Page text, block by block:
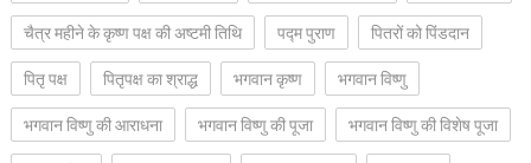
चैत्र महीने के कृष्ण पक्ष की अष्टमी तिथि
पद्म पुराण
पितरों को पिंडदान
पितृ पक्ष
पितृपक्ष का श्राद्ध भगवान कृष्ण
भगवान विष्णु
भगवान विष्णु की आराधना
भगवान विष्णु की पूजा
भगवान विष्णु की विशेष पूजा